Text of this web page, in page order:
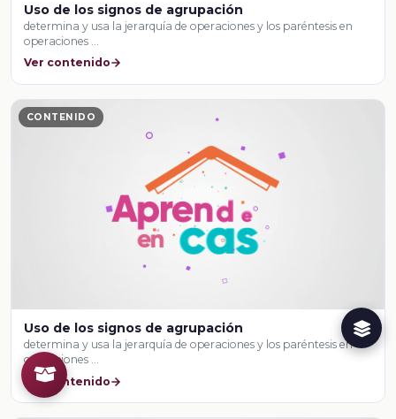
Uso de los signos de agrupación
determina y usa la jerarquía de operaciones y los paréntesis en
operaciones …
Ver contenido
CONTENIDO
Uso de los signos de agrupación
determina y usa la jerarquía de operaciones y los paréntesis en
operaciones …
Ver contenido